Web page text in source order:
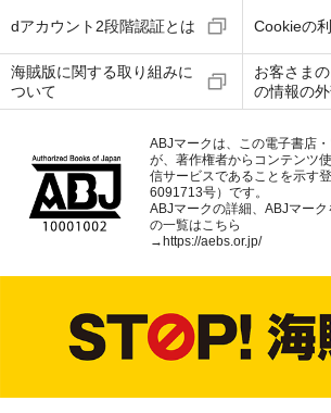
dアカウント2段階認証とは Cookieの
海賊版に関する取り組みに
ついて
お客さま
の情報の
ABJマークは、この電子書店
が、著作権者からコンテンツ
信サービスであることを示す
6091713号）です。
ABJマークの詳細、ABJマー
の一覧はこちら
→ https://aebs.or.jp/